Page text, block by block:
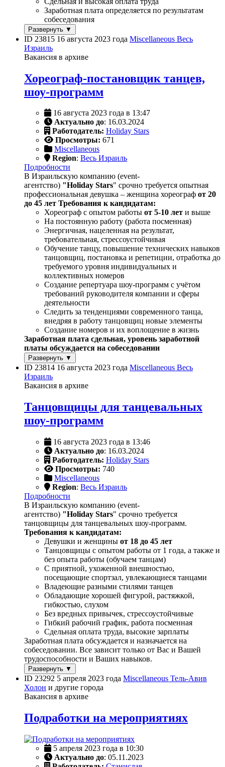
Заработная плата определяется по результатам
собеседования
Развернуть ▼
ID 23815 16 августа 2023 года Miscellaneous Весь
Израиль
Вакансия в архиве
Хореограф-постановщик танцев,
шоу-программ
16 августа 2023 года в 13:47
Актуально до: 16.03.2024
Работодатель: Holiday Stars
Просмотры: 671
Miscellaneous
Region: Весь Израиль
Подробности
В Израильскую компанию (event-
агентство) "Holiday Stars" срочно требуется опытная
профессиональная девушка – женщина хореограф от 20
до 45 лет Требования к кандидатам:
Хореограф с опытом работы от 5-10 лет и выше
На постоянную работу (работа посменная)
Энергичная, нацеленная на результат,
требовательная, стрессоустойчивая
Обучение танцу, повышение технических навыков
танцовщиц, постановка и репетиции, отработка до
требуемого уровня индивидуальных и
коллективных номеров
Создание репертуара шоу-программ с учётом
требований руководителя компании и сферы
деятельности
Следить за тенденциями современного танца,
внедряя в работу танцовщиц новые элементы
Создание номеров и их воплощение в жизнь
Заработная плата сдельная, уровень заработной
платы обсуждается на собеседовании
Развернуть ▼
ID 23814 16 августа 2023 года Miscellaneous Весь
Израиль
Вакансия в архиве
Танцовщицы для танцевальных
шоу-программ
16 августа 2023 года в 13:46
Актуально до: 16.03.2024
Работодатель: Holiday Stars
Просмотры: 740
Miscellaneous
Region: Весь Израиль
Подробности
В Израильскую компанию (event-
агентство) "Holiday Stars" срочно требуется
танцовщицы для танцевальных шоу-программ.
Требования к кандидатам:
Девушки и женщины от 18 до 45 лет
Танцовщицы с опытом работы от 1 года, а также и
без опыта работы (обучаем танцам)
С приятной, ухоженной внешностью,
посещающие спортзал, увлекающиеся танцами
Владеющие разными стилями танцев
Обладающие хорошей фигурой, растяжкой,
гибкостью, слухом
Без вредных привычек, стрессоустойчивые
Гибкий рабочий график, работа посменная
Сдельная оплата труда, высокие зарплаты
Заработная плата обсуждается и назначается на
собеседовании. Все зависит только от Вас и Вашей
трудоспособности и Ваших навыков.
Развернуть ▼
ID 23292 5 апреля 2023 года Miscellaneous Тель-Авив
Холон и другие города
Вакансия в архиве
Подработки на мероприятиях
5 апреля 2023 года в 10:30
Актуально до: 05.11.2023